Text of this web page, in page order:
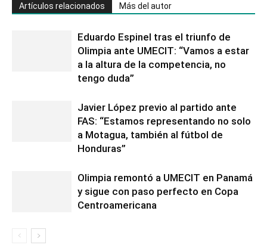
Artículos relacionados Más del autor
Eduardo Espinel tras el triunfo de
Olimpia ante UMECIT: “Vamos a estar
a la altura de la competencia, no
tengo duda”
Javier López previo al partido ante
FAS: “Estamos representando no solo
a Motagua, también al fútbol de
Honduras”
Olimpia remontó a UMECIT en Panamá
y sigue con paso perfecto en Copa
Centroamericana